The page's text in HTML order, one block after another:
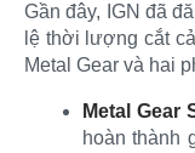
Gần đây, IGN đã
lệ thời lượng cắt
Metal Gear và hai
Metal Gear
hoàn thành